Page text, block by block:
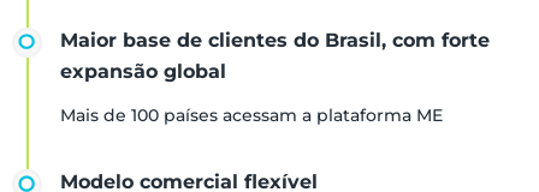
Maior base de clientes do Brasil, com forte
expansão global
Mais de 100 países acessam a plataforma ME
Modelo comercial flexível